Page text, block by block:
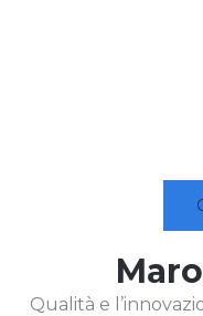
Qualità e